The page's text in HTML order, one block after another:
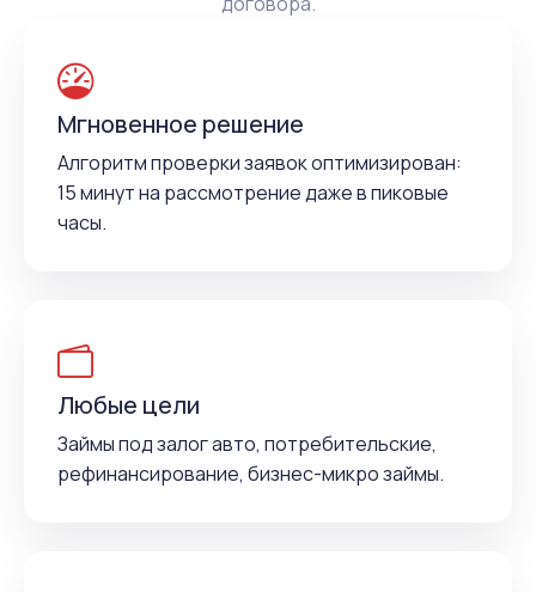
Мгновенное решение
Алгоритм проверки заявок оптимизирован:
15 минут на рассмотрение даже в пиковые
часы.
Любые цели
Займы под залог авто, потребительские,
рефинансирование, бизнес-микро займы.